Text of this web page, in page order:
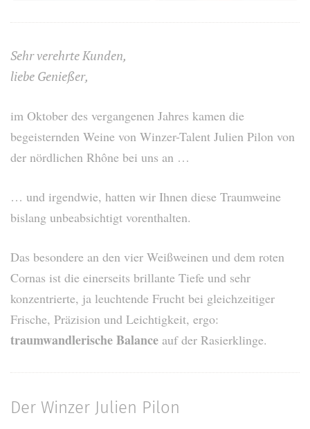
Sehr verehrte Kunden,
liebe Genießer,
im Oktober des vergangenen Jahres kamen die
begeisternden Weine von Winzer-Talent Julien Pilon von
der nördlichen Rhône bei uns an …
… und irgendwie, hatten wir Ihnen diese Traumweine
bislang unbeabsichtigt vorenthalten.
Das besondere an den vier Weißweinen und dem roten
Cornas ist die einerseits brillante Tiefe und sehr
konzentrierte, ja leuchtende Frucht bei gleichzeitiger
Frische, Präzision und Leichtigkeit, ergo:
traumwandlerische Balance auf der Rasierklinge.
Der Winzer Julien Pilon